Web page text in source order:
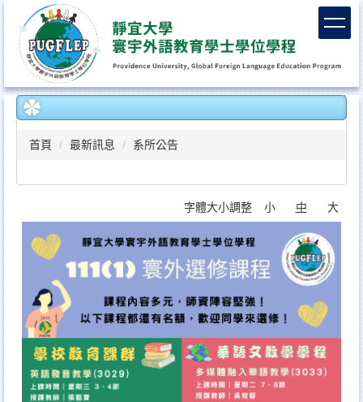
容
區
首頁 最新訊息 系所公告
字體大小調整 小 中 大